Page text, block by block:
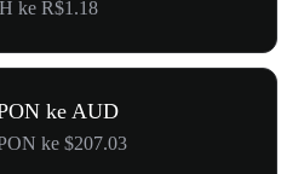
ke R$1.18
ke AUD
ke $207.03